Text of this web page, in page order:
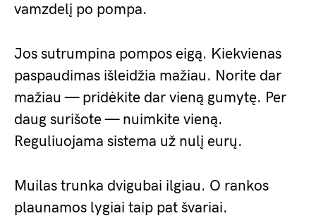
vamzdelį po pompa.
Jos sutrumpina pompos eigą. Kiekvienas
paspaudimas išleidžia mažiau. Norite dar
mažiau — pridėkite dar vieną gumytę. Per
daug surišote — nuimkite vieną.
Reguliuojama sistema už nulį eurų.
Muilas trunka dvigubai ilgiau. O rankos
plaunamos lygiai taip pat švariai.